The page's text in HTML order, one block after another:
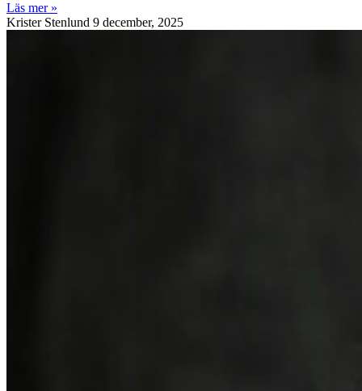
Läs mer »
Krister Stenlund 9 december, 2025